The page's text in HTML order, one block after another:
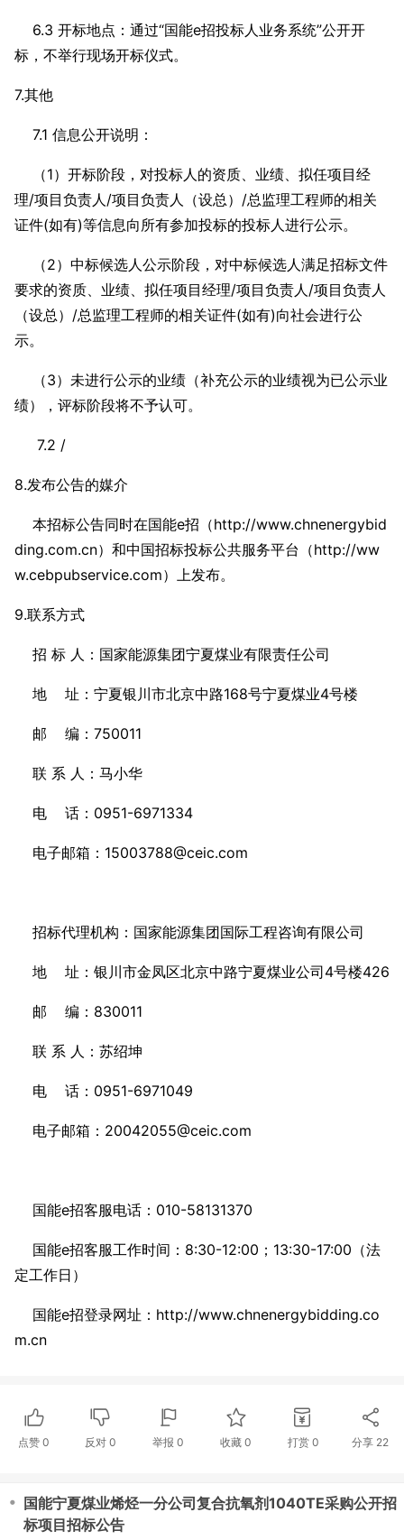
6.3 开标地点：通过“国能e招投标人业务系统”公开开
标，不举行现场开标仪式。
7.其他
7.1 信息公开说明：
（1）开标阶段，对投标人的资质、业绩、拟任项目经
理/项目负责人/项目负责人（设总）/总监理工程师的相关
证件(如有)等信息向所有参加投标的投标人进行公示。
（2）中标候选人公示阶段，对中标候选人满足招标文件
要求的资质、业绩、拟任项目经理/项目负责人/项目负责人
（设总）/总监理工程师的相关证件(如有)向社会进行公
示。
（3）未进行公示的业绩（补充公示的业绩视为已公示业
绩），评标阶段将不予认可。
7.2 /
8.发布公告的媒介
本招标公告同时在国能e招（http://www.chnenergybid
ding.com.cn）和中国招标投标公共服务平台（http://ww
w.cebpubservice.com）上发布。
9.联系方式
招 标 人：国家能源集团宁夏煤业有限责任公司
地 址：宁夏银川市北京中路168号宁夏煤业4号楼
邮 编：750011
联 系 人：马小华
电 话：0951-6971334
电子邮箱：15003788@ceic.com
招标代理机构：国家能源集团国际工程咨询有限公司
地 址：银川市金凤区北京中路宁夏煤业公司4号楼426
邮 编：830011
联 系 人：苏绍坤
电 话：0951-6971049
电子邮箱：20042055@ceic.com
国能e招客服电话：010-58131370
国能e招客服工作时间：8:30-12:00；13:30-17:00（法
定工作日）
国能e招登录网址：http://www.chnenergybidding.co
m.cn
点赞 0 反对0 举报 0 收藏 0 打赏 0 分享 22
・ 国能宁夏煤业烯烃一分公司复合抗氧剂1040TE采购公开招
标项目招标公告